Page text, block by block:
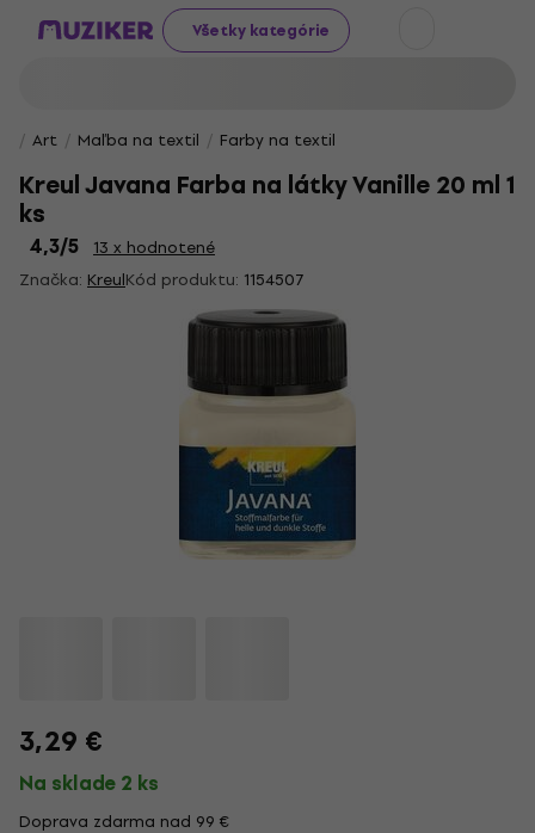
Všetky kategórie
Art Maľba na textil Farby na textil
Kreul Javana Farba na látky Vanille 20 ml 1
ks
4,3/5
13 x hodnotené
Značka: KreulKód produktu: 1154507
3,29 €
Na sklade 2 ks
Doprava zdarma nad 99 €